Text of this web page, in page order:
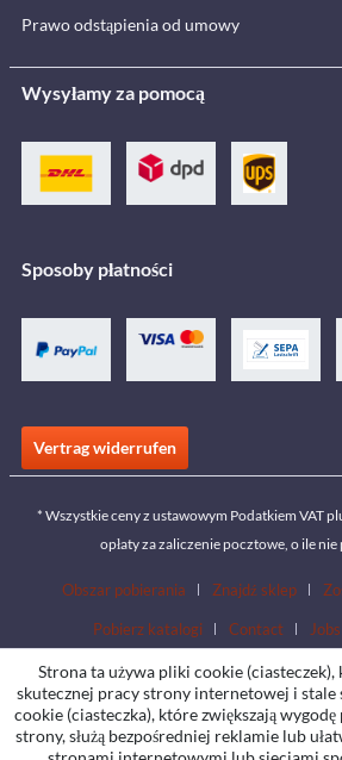
Prawo odstąpienia od umowy
Wysyłamy za pomocą
Sposoby płatności
Vertrag widerrufen
* Wszystkie ceny z ustawowym Podatkiem VAT
opłaty za zaliczenie pocztowe, o ile
Obszar pobierania Znajdź sklep
Pobierz katalogi Contact Jobs
Strona ta używa pliki cookie (ciasteczek),
skutecznej pracy strony internetowej i stale
cookie (ciasteczka), które zwiększają
strony, służą bezpośredniej reklamie lub